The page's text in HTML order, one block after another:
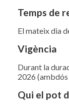
Temps de
El mateix dia
Vigència
Durant la
2026
Qui el pot